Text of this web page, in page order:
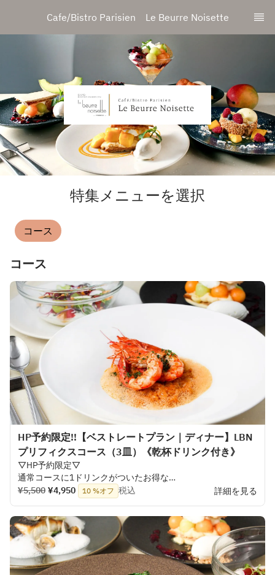
Cafe/Bistro Parisien　Le Beurre Noisette
特集メニューを選択
コース
コース
HP予約限定!!【ベストレートプラン｜ディナー】LBN
プリフィクスコース（3皿）《乾杯ドリンク付き》
▽HP予約限定▽
通常 コースに1 ドリンクがついたお得な
ベストレートプランです！
前菜・メイン・デザートはそれぞれお好みに
合わせて
セレクト可能。旬の 食材を取り 一皿から、しっかりと
食べ応えの メインまで、 日の 気分で自由に組み
立てていただけます。
¥5,500 ¥4,950 10 %オフ 税込 詳細を見る